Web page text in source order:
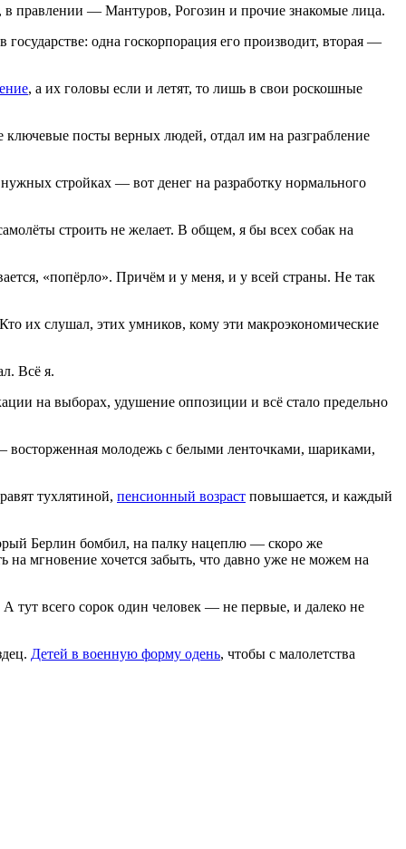
в правлении — Мантуров, Рогозин и прочие знакомые лица.
одна госкорпорация его производит, вторая —
, а их головы если и летят, то лишь в свои роскошные
посты верных людей, отдал им на разграбление
стройках — вот денег на разработку нормального
строить не желает. В общем, я бы всех собак на
«попёрло». Причём и у меня, и у всей страны. Не так
их слушал, этих умников, кому эти макроэкономические
Всё я.
на выборах, удушение оппозиции и всё стало предельно
молодежь с белыми ленточками, шариками,
тухлятиной, пенсионный возраст повышается, и каждый
Берлин бомбил, на палку нацеплю — скоро же
мгновение хочется забыть, что давно уже не можем на
всего сорок один человек — не первые, и далеко не
Детей в военную форму одень, чтобы с малолетства